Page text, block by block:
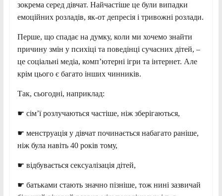
зокрема серед дівчат. Найчастіше це були випадки
емоційних розладів, як-от депресія і тривожні розлади.
Перше, що спадає на думку, коли ми хочемо знайти
причину змін у психіці та поведінці сучасних дітей, –
це соціальні медіа, компʼютерні ігри та інтернет. Але
крім цього є багато інших чинників.
Так, сьогодні, наприклад:
☛ сімʼї розлучаються частіше, ніж зберігаються,
☛ менструація у дівчат починається набагато раніше,
ніж була навіть 40 років тому,
☛ відбувається сексуалізація дітей,
☛ батьками стають значно пізніше, тож нині зазвичай